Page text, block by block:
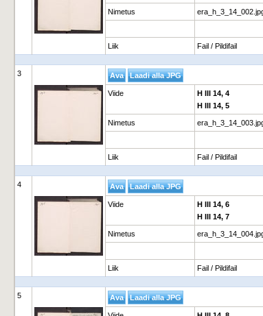
Nimetus
Liik Fail / Pildifail
3
Viide
H III 14, 4
H III 14, 5
Nimetus
Liik Fail / Pildifail
4
Viide
H III 14, 6
H III 14, 7
Nimetus
Liik Fail / Pildifail
5